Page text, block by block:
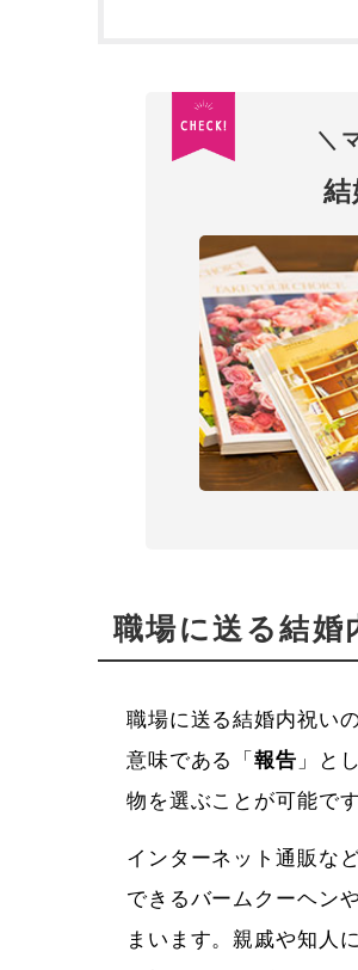
＼
職場に送る結婚
職場に送る結婚内祝い
意味である「報告 」と
物を選ぶことが可能です
インターネット通販な
できるバームクーヘン
まいます。親戚や知人